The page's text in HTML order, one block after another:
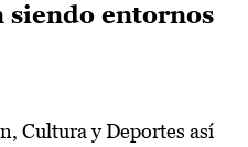
siendo entornos
Cultura y Deportes así